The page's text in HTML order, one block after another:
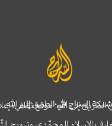
شبكة السراج في الطريق إلى الله
إلى الله؛ موقع ثقافي،